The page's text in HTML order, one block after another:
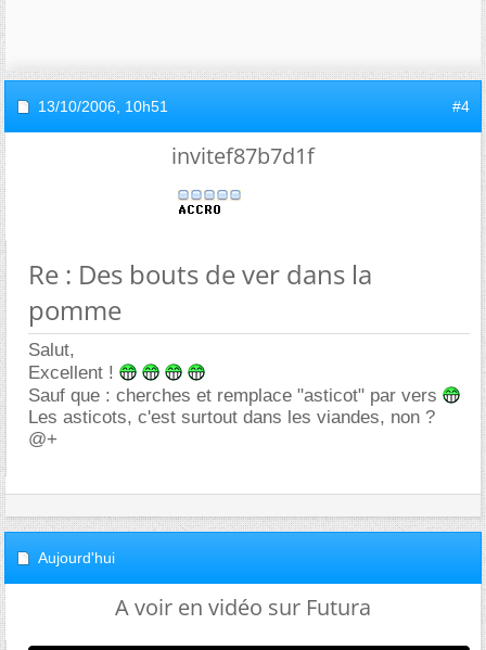
13/10/2006, 10h51 #4
invitef87b7d1f
Re : Des bouts de ver dans la
pomme
Salut,
Excellent !
Sauf que : cherches et remplace "asticot" par vers
Les asticots, c'est surtout dans les viandes, non ?
@+
Aujourd'hui
A voir en vidéo sur Futura